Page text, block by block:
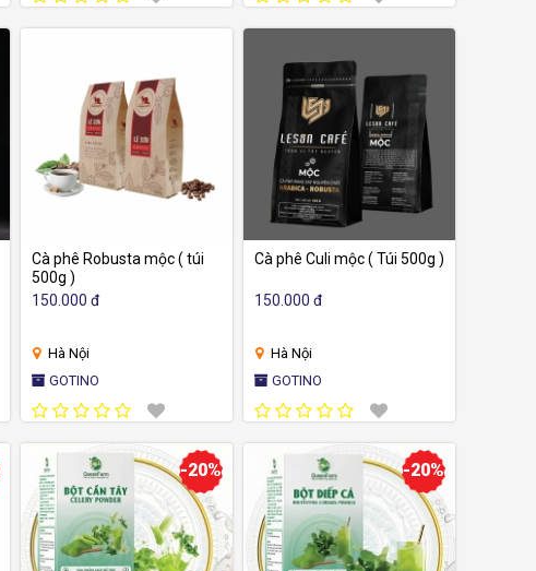
Cà phê Robusta mộc ( túi
500g )
150.000 đ
Hà Nội
GOTINO
Cà phê Culi mộc ( Túi 500g )
150.000 đ
Hà Nội
GOTINO
-20% -20%